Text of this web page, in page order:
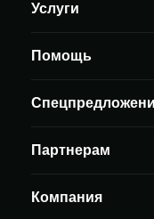
Услуги
Помощь
Партнерам
Компания